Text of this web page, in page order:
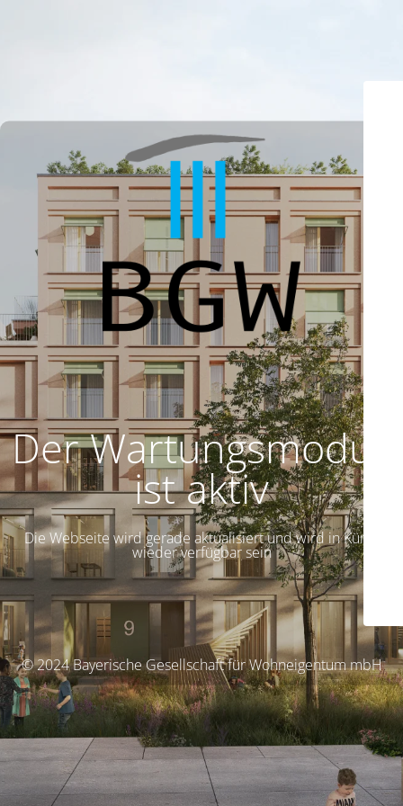
Der Wartungsmodus
ist aktiv
Die Webseite wird gerade aktualisiert und wird in Kürze
wieder verfügbar sein
© 2024 Bayerische Gesellschaft für Wohneigentum mbH